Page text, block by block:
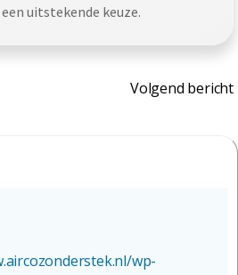
uitstekende keuze.
Bericht
Volgend bericht
wp-